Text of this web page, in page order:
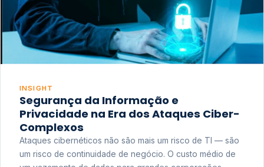
INSIGHT
Segurança da Informação e
Privacidade na Era dos Ataques Ciber-
Complexos
Ataques cibernéticos não são mais um risco de TI — são
um risco de continuidade de negócio. O custo médio de